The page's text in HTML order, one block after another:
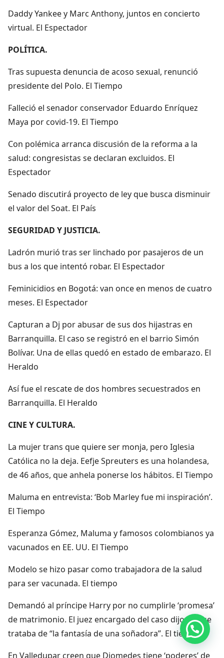
Daddy Yankee y Marc Anthony, juntos en concierto
virtual. El Espectador
POLÍTICA.
Tras supuesta denuncia de acoso sexual, renunció
presidente del Polo. El Tiempo
Falleció el senador conservador Eduardo Enríquez
Maya por covid-19. El Tiempo
Con polémica arranca discusión de la reforma a la
salud: congresistas se declaran excluidos. El
Espectador
Senado discutirá proyecto de ley que busca disminuir
el valor del Soat. El País
SEGURIDAD Y JUSTICIA.
Ladrón murió tras ser linchado por pasajeros de un
bus a los que intentó robar. El Espectador
Feminicidios en Bogotá: van once en menos de cuatro
meses. El Espectador
Capturan a Dj por abusar de sus dos hijastras en
Barranquilla. El caso se registró en el barrio Simón
Bolívar. Una de ellas quedó en estado de embarazo. El
Heraldo
Así fue el rescate de dos hombres secuestrados en
Barranquilla. El Heraldo
CINE Y CULTURA.
La mujer trans que quiere ser monja, pero Iglesia
Católica no la deja. Eefje Spreuters es una holandesa,
de 46 años, que anhela ponerse los hábitos. El Tiempo
Maluma en entrevista: ‘Bob Marley fue mi inspiración’.
El Tiempo
Esperanza Gómez, Maluma y famosos colombianos ya
vacunados en EE. UU. El Tiempo
Modelo se hizo pasar como trabajadora de la salud
para ser vacunada. El tiempo
Demandó al príncipe Harry por no cumplirle ‘promesa’
de matrimonio. El juez encargado del caso dijo que se
trataba de “la fantasía de una soñadora”. El tiempo
En Valledupar creen que Diomedes tiene ‘poderes’ de
Hola, por aquí puedes contactarnos